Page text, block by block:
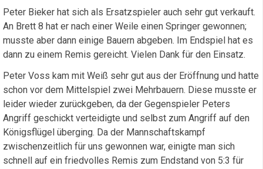
Peter Bieker hat sich als Ersatzspieler auch sehr gut verkauft.
An Brett 8 hat er nach einer Weile einen Springer gewonnen;
musste aber dann einige Bauern abgeben. Im Endspiel hat es
dann zu einem Remis gereicht. Vielen Dank für den Einsatz.
Peter Voss kam mit Weiß sehr gut aus der Eröffnung und hatte
schon vor dem Mittelspiel zwei Mehrbauern. Diese musste er
leider wieder zurückgeben, da der Gegenspieler Peters
Angriff geschickt verteidigte und selbst zum Angriff auf den
Königsflügel überging. Da der Mannschaftskampf
zwischenzeitlich für uns gewonnen war, einigte man sich
schnell auf ein friedvolles Remis zum Endstand von 5:3 für